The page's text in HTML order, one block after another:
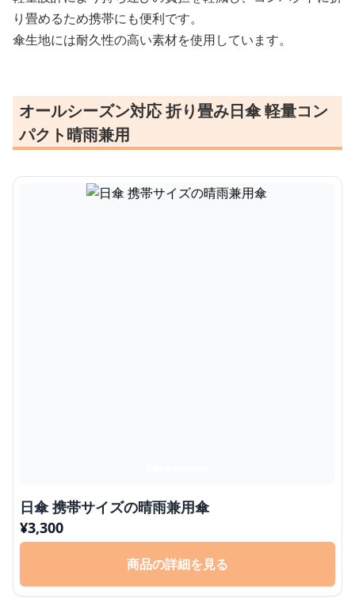
り畳めるため携帯にも便利です。
傘生地には耐久性の高い素材を使用しています。
オールシーズン対応 折り畳み日傘 軽量コン
パクト晴雨兼用
日傘 携帯サイズの晴雨兼用傘
¥3,300
商品の詳細を見る